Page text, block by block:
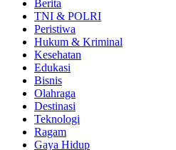
Berita
TNI & POLRI
Peristiwa
Hukum & Kriminal
Kesehatan
Edukasi
Bisnis
Olahraga
Destinasi
Teknologi
Ragam
Gaya Hidup